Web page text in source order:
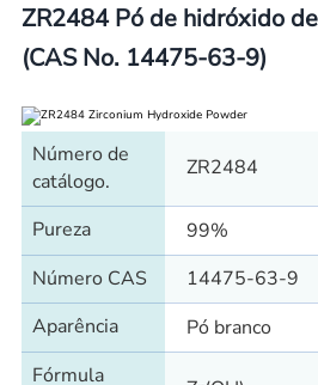
ZR2484 Pó de hidróxido
(CAS No. 14475-63-9)
Número de
catálogo.
ZR2484
Pureza
99%
Número CAS
14475-63-9
Aparência
Pó branco
Fórmula